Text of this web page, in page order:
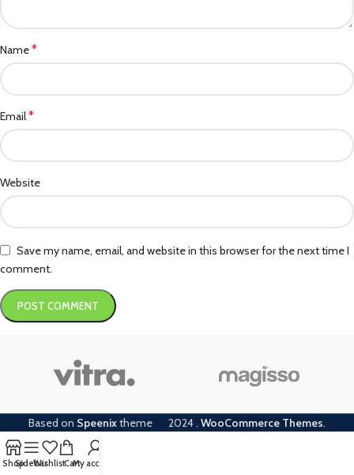
Name*
Email*
Website
Save my name, email, and website in this browser for the next time I
comment.
Based on Speenixtheme 2024.WooCommerce Themes.
ShopSidebarWishlistCartMy account